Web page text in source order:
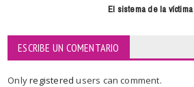
El sistema de la víctima
ESCRIBE UN COMENTARIO
Onlyregisteredusers can comment.